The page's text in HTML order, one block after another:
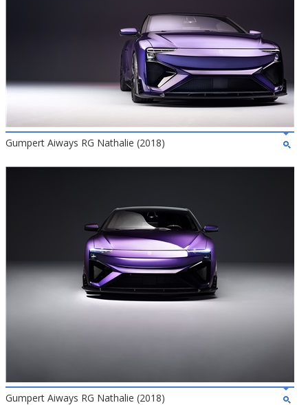
Gumpert Aiways RG Nathalie (2018)
Gumpert Aiways RG Nathalie (2018)